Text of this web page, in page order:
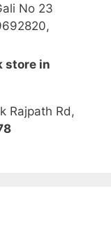
No 23
store in
Rajpath Rd,